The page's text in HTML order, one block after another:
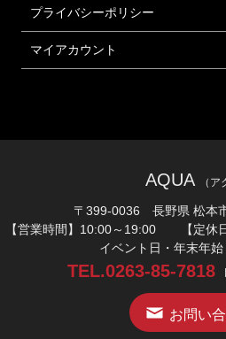
プライバシーポリシー
マイアカウント
AQUA （ア
〒399-0036 長野県 松本
【営業時間】10:00～19:00 【定休
イベント日・年末年
TEL.0263-85-7818
お問い